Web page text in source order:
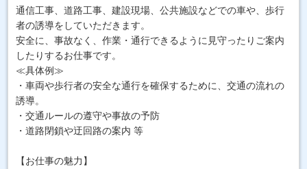
通信工事、道路工事、建設現場、公共施設などでの車や、歩行
者の誘導をしていただきます。
安全に、事故なく、作業・通行できるように見守ったりご案内
したりするお仕事です。
≪具体例≫
・車両や歩行者の安全な通行を確保するために、交通の流れの
誘導。
・交通ルールの遵守や事故の予防
・道路閉鎖や迂回路の案内 等
【お仕事の魅力】